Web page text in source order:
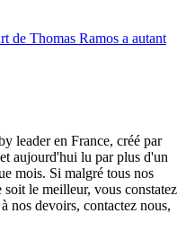
de Thomas Ramos a autant
leader en France, créé par
aujourd'hui lu par plus d'un
mois. Si malgré tous nos
le meilleur, vous constatez
nos devoirs, contactez nous,